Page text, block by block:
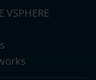
VSPHERE